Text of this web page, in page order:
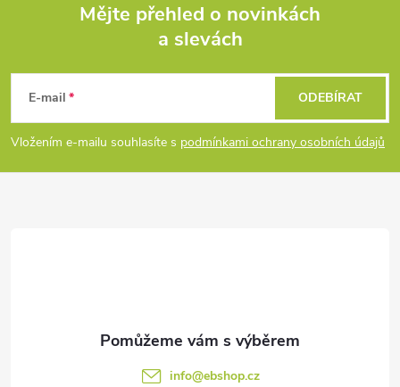
p
Mějte přehled o novinkách
a slevách
E-mail
Vložením e-mailu souhlasíte s podmínkami ochrany osobních údajů
ODEBÍRAT
info@ebshop.cz